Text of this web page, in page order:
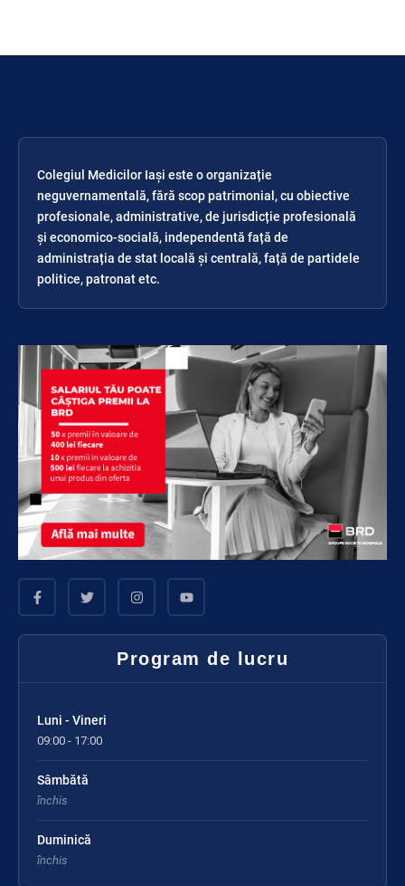
Colegiul Medicilor Iași este o organizație
neguvernamentală, fără scop patrimonial, cu obiective
profesionale, administrative, de jurisdicție profesională
și economico-socială, independentă față de
administrația de stat locală și centrală, față de partidele
politice, patronat etc.
Program de lucru
Luni - Vineri
09:00 - 17:00
Sâmbătă
închis
Duminică
închis